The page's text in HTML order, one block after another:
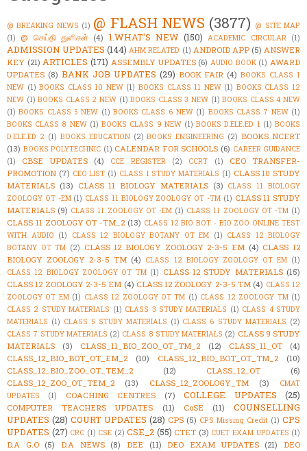
@ BREAKING NEWS (1) @ FLASH NEWS (3877) @ SITE MAP
(1) @ செய்தி துளிகள் (4) 1.WHAT'S NEW (150) ACADEMIC CIRCULAR (1)
ADMISSION UPDATES (144) AHM RELATED (1) ANDROID APP (5) ANSWER
KEY (21) ARTICLES (171) ASSEMBLY UPDATES (6) AUDIO BOOK (1) AWARD
UPDATES (8) BANK JOB UPDATES (29) BOOK FAIR (4) BOOKS CLASS 1
NEW (1) BOOKS CLASS 10 NEW (1) BOOKS CLASS 11 NEW (1) BOOKS CLASS 12
NEW (1) BOOKS CLASS 2 NEW (1) BOOKS CLASS 3 NEW (1) BOOKS CLASS 4 NEW
(1) BOOKS CLASS 5 NEW (1) BOOKS CLASS 6 NEW (1) BOOKS CLASS 7 NEW (1)
BOOKS CLASS 8 NEW (1) BOOKS CLASS 9 NEW (1) BOOKS D.ELE.ED 1 (1) BOOKS
D.ELE.ED 2 (1) BOOKS EDUCATION (2) BOOKS ENGINEERING (2) BOOKS NCERT
(13) BOOKS POLYTECHNIC (1) CALENDAR FOR SCHOOLS (6) CAREER GUIDANCE
(1)
CBSE UPDATES (4) CCE REGISTER (2) CCRT (1)
CEO TRANSFER-
PROMOTION (7) CEO LIST (1) CLASS 1 STUDY MATERIALS (1) CLASS 10 STUDY
MATERIALS (13) CLASS 11 BIOLOGY MATERIALS (3) CLASS 11 BIOLOGY
ZOOLOGY OT -EM (1) CLASS 11 BIOLOGY ZOOLOGY OT -TM (1) CLASS 11 STUDY
MATERIALS (9) CLASS 11 ZOOLOGY OT -EM (1) CLASS 11 ZOOLOGY OT -TM (1)
CLASS 11 ZOOLOGY OT -TM_2 (13) CLASS 12 BIO BOT - BIO ZOO ONLINE TEST
WITH AUDIO (1) CLASS 12 BIOLOGY BOTANY OT EM (1) CLASS 12 BIOLOGY
BOTANY OT TM (2) CLASS 12 BIOLOGY ZOOLOGY 2-3-5 EM (4) CLASS 12
BIOLOGY ZOOLOGY 2-3-5 TM (4) CLASS 12 BIOLOGY ZOOLOGY OT EM (1)
CLASS 12 BIOLOGY ZOOLOGY OT TM (1) CLASS 12 STUDY MATERIALS (15)
CLASS 12 ZOOLOGY 2-3-5 EM (4) CLASS 12 ZOOLOGY 2-3-5 TM (4) CLASS 12
ZOOLOGY OT EM (1) CLASS 12 ZOOLOGY OT TM (1) CLASS 12 ZOOLOGY TM (1)
CLASS 2 STUDY MATERIALS (1) CLASS 3 STUDY MATERIALS (1) CLASS 4 STUDY
MATERIALS (1) CLASS 5 STUDY MATERIALS (1) CLASS 6 STUDY MATERIALS (2)
CLASS 7 STUDY MATERIALS (2) CLASS 8 STUDY MATERIALS (2) CLASS 9 STUDY
MATERIALS
(3) CLASS_11_BIO_ZOO_OT_TM_2 (12) CLASS_11_OT
(4)
CLASS_12_BIO_BOT_OT_EM_2
(10) CLASS_12_BIO_BOT_OT_TM_2
(10)
CLASS_12_BIO_ZOO_OT_TEM_2
(12) CLASS_12_OT
(6)
CLASS_12_ZOO_OT_TEM_2
(13) CLASS_12_ZOOLOGY_TM (3)
CMAT
UPDATES
(1) COACHING CENTRES (7) COLLEGE UPDATES (25)
COMPUTER TEACHERS UPDATES (11) CoSE (11)
COUNSELLING
UPDATES (28) COURT UPDATES (28) CPS (5) CPS Missing Credit (1) CPS
UPDATES (27) CRC (1) CSE (2) CSE_2 (55) CTET (3) CUET EXAM UPDATES (1)
D.A G.O (5) D.A NEWS (8) DEE (11) DEO EXAM UPDATES (21)
DEO